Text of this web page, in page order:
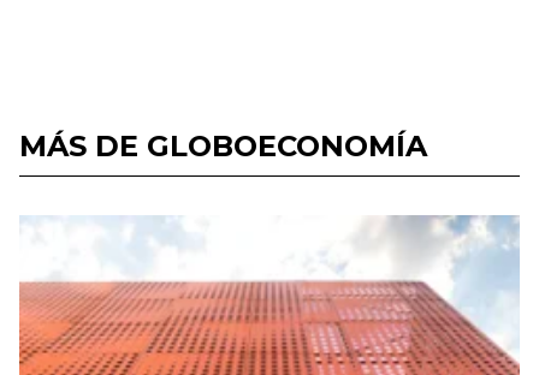
MÁS DE GLOBOECONOMÍA